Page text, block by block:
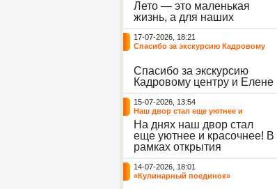
игры выступил наш
воспитанник - Константин
Н., который по праву носит
звание самого читающего
и эрудированного
участника наших
мероприятий.
Лето — это маленькая
жизнь, а для наших
воспитанниц оно
наполнено открытиями. В
один из теплых дней мы
пластилин, книги и конечно
же телефоны, чтобы
отправиться на небольшую
цветочную охоту в
ближайший луг.
17-07-2026, 18:21
Спасибо за экскурсию Кадровому
Спасибо за экскурсию
Кадровому центру и Елене
Романовне за тёплую
встречу.
15-07-2026, 13:54
Наш двор стал еще уютнее и
красочнее!
На днях наш двор стал
еще уютнее и красочнее! В
рамках открытия
Социальной гостиной
нашего Центра, перед
воспитанниками была
14-07-2026, 18:01
«Кулинарный поединок»